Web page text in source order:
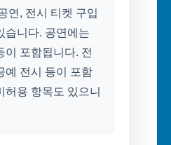
연, 전시 티켓 구입
습니다. 공연에는
이 포함됩니다. 전
예 전시 등이 포함
허용 항목도 있으니